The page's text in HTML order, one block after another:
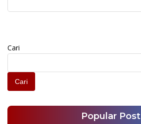
2023 Menjadi Fokusnya
Cari
Cari
Popular Post